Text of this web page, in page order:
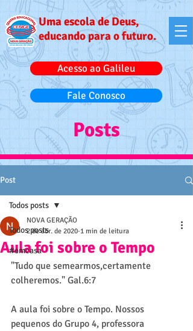
Uma escola de Deus,
educando para o futuro.
Acesso ao Galileu
Fale Conosco
Posts
Post
Todos posts
#emcasa
Todos posts
Aula foi sobre o Tempo
NOVA GERAÇÃO
2 de abr. de 2020 1 min de leitura
"Tudo que semearmos,certamente
colheremos." Gal.6:7
A aula foi sobre o Tempo. Nossos
pequenos do Grupo 4, professora